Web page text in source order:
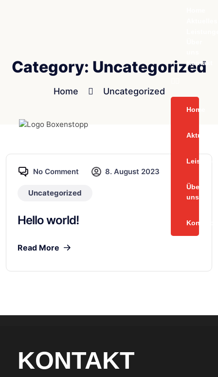
Kontakt
Home
Aktuelles
Über
uns
Kontakt
Category: Uncategorized
Home Uncategorized
No Comment 8. August 2023
Uncategorized
Hello world!
Read More
KONTAKT